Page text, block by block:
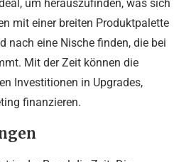
um herauszufinden, was sich
mit einer breiten Produktpalette
nach eine Nische finden, die bei
Mit der Zeit können die
Investitionen in Upgrades,
finanzieren.